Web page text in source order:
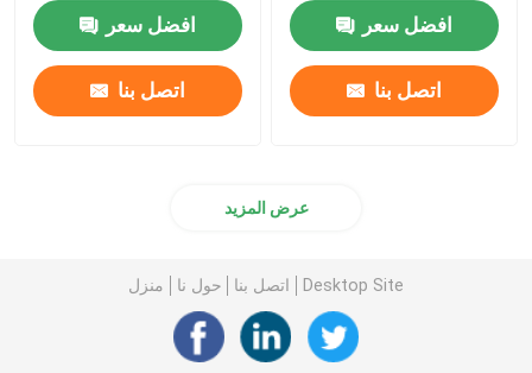
افضل سعر
اتصل بنا
افضل سعر
اتصل بنا
عرض المزيد
منزل حول نا اتصل بنا Desktop Site